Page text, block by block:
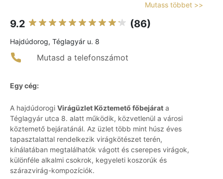
Mutass többet >>
9.2 (86)
Hajdúdorog, Téglagyár u. 8
Mutasd a telefonszámot
Egy cég:
A hajdúdorogi Virágüzlet Köztemető főbejárat a
Téglagyár utca 8. alatt működik, közvetlenül a városi
köztemető bejáratánál. Az üzlet több mint húsz éves
tapasztalattal rendelkezik virágkötészet terén,
kínálatában megtalálhatók vágott és cserepes virágok,
különféle alkalmi csokrok, kegyeleti koszorúk és
szárazvirág-kompozíciók.